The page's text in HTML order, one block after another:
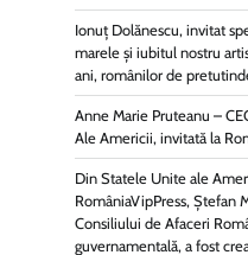
Ionuț Dolănescu, invitat
marele și iubitul nostru
ani, românilor de
Anne Marie Pruteanu –
Ale Americii, invitată la
Din Statele Unite ale
RomâniaVipPress, Ștefan
Consiliului de Afaceri
guvernamentală, a fost